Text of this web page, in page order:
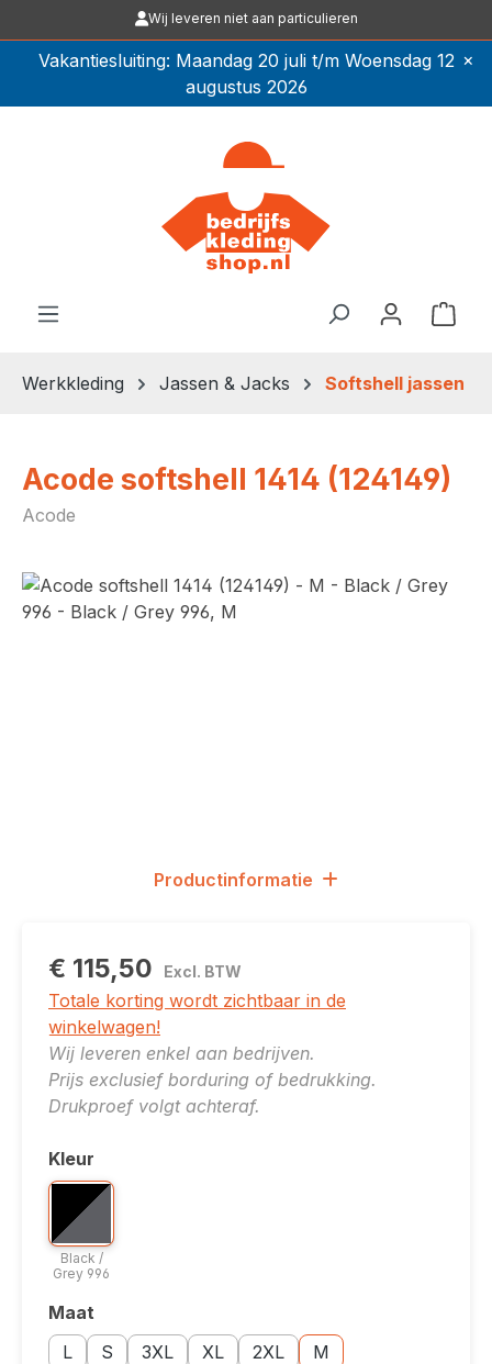
Ga naar de hoofdinhoudWij leveren niet aan particulieren
Vakantiesluiting: Maandag 20 juli t/m Woensdag 12
augustus 2026
×
Werkkleding Jassen & Jacks Softshell jassen
Acode softshell 1414 (124149)
Acode
Afbeeldingengalerij overslaan
Productinformatie
€ 115,50 Excl. BTW
Totale korting wordt zichtbaar in de
winkelwagen!
Wij leveren enkel aan bedrijven.
Prijs exclusief borduring of bedrukking.
Drukproef volgt achteraf.
Selecteer
Kleur
Bicolor optie: Black / Grey 996
Black /
Grey 996
Selecteer
Maat
L
Maatoptie: L
S
Maatoptie: S
3XL
Maatoptie: 3XL
XL
Maatoptie: XL
2XL
Maatoptie: 2XL
M
Maatoptie: M